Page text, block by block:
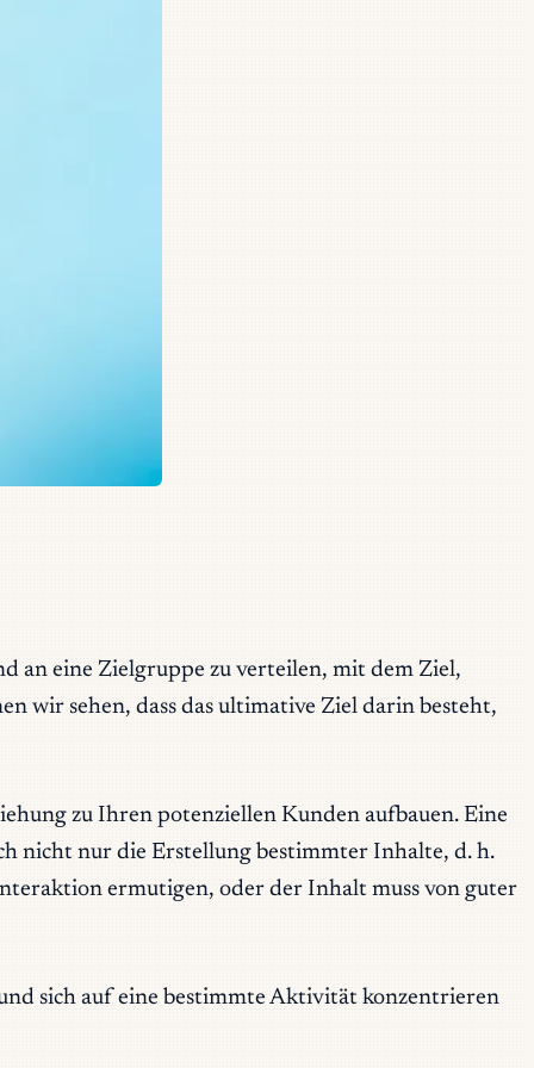
an eine Zielgruppe zu verteilen, mit dem Ziel,
wir sehen, dass das ultimative Ziel darin besteht,
zu Ihren potenziellen Kunden aufbauen. Eine
nicht nur die Erstellung bestimmter Inhalte, d. h.
ermutigen, oder der Inhalt muss von guter
sich auf eine bestimmte Aktivität konzentrieren